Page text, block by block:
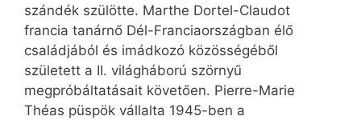
szándék szülötte. Marthe Dortel-Claudot
francia tanárnő Dél-Franciaországban élő
családjából és imádkozó közösségéből
született a II. világháború szörnyű
megpróbáltatásait követően. Pierre-Marie
Théas püspök vállalta 1945-ben a